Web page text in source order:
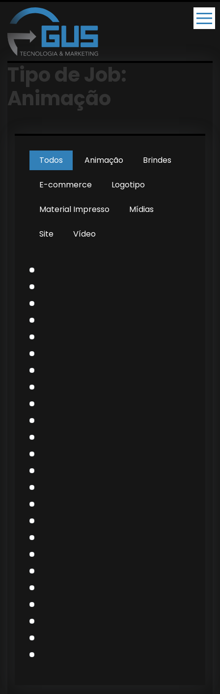
Tipo de Job:
Animação
Todos Animação Brindes
E-commerce Logotipo
Material Impresso Mídias
Site Vídeo